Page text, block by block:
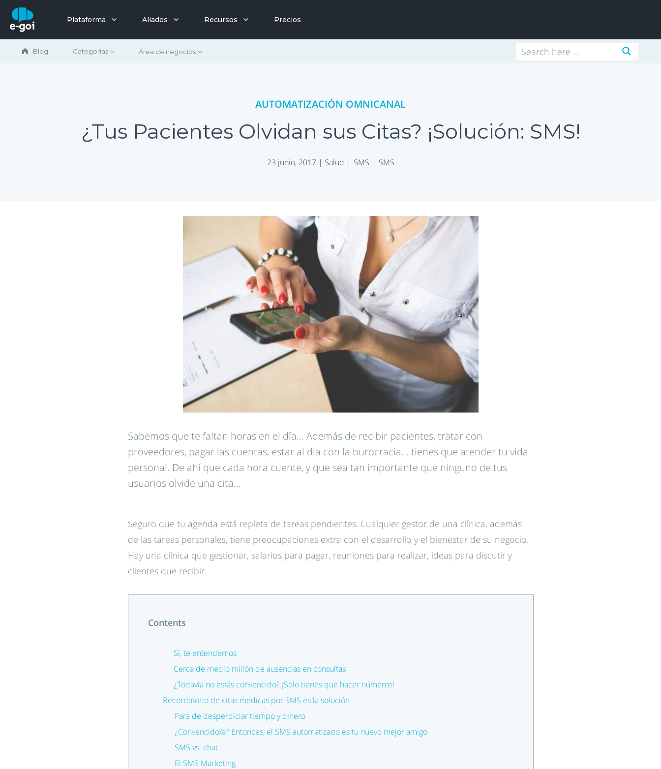
Saltar al contenido
Plataforma Aliados Recursos Precios
Blog Categorías Área de negocios
AUTOMATIZACIÓN OMNICANAL
¿Tus Pacientes Olvidan sus Citas? ¡Solución: SMS!
23 junio, 2017 | Salud SMS SMS
Sabemos que te faltan horas en el día... Además de recibir pacientes, tratar con
proveedores, pagar las cuentas, estar al dia con la burocracia... tienes que atender tu vida
personal. De ahí que cada hora cuente, y que sea tan importante que ninguno de tus
usuarios olvide una cita...
Seguro que tu agenda está repleta de tareas pendientes. Cualquier gestor de una clínica, además
de las tareas personales, tiene preocupaciones extra con el desarrollo y el bienestar de su negocio.
Hay una clínica que gestionar, salarios para pagar, reuniones para realizar, ideas para discutir y
clientes que recibir.
Contents
Sí, te entendemos
Cerca de medio millón de ausencias en consultas
¿Todavía no estás convencido? ¡Solo tienes que hacer números!
Recordatorio de citas medicas por SMS es la solución
Para de desperdiciar tiempo y dinero
¿Convencido/a? Entonces, el SMS automatizado es tu nuevo mejor amigo
SMS vs. chat
El SMS Marketing